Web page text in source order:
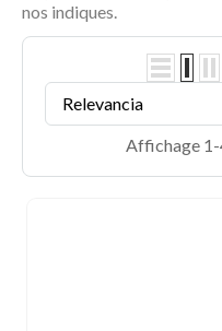
nos indiques.
Relevancia
Affichage